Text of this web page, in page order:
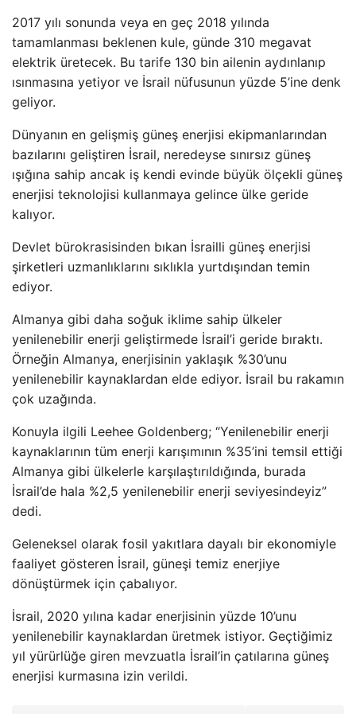
2017 yılı sonunda veya en geç 2018 yılında
tamamlanması beklenen kule, günde 310 megavat
elektrik üretecek. Bu tarife 130 bin ailenin aydınlanıp
ısınmasına yetiyor ve İsrail nüfusunun yüzde 5’ine denk
geliyor.
Dünyanın en gelişmiş güneş enerjisi ekipmanlarından
bazılarını geliştiren İsrail, neredeyse sınırsız güneş
ışığına sahip ancak iş kendi evinde büyük ölçekli güneş
enerjisi teknolojisi kullanmaya gelince ülke geride
kalıyor.
Devlet bürokrasisinden bıkan İsrailli güneş enerjisi
şirketleri uzmanlıklarını sıklıkla yurtdışından temin
ediyor.
Almanya gibi daha soğuk iklime sahip ülkeler
yenilenebilir enerji geliştirmede İsrail’i geride bıraktı.
Örneğin Almanya, enerjisinin yaklaşık %30’unu
yenilenebilir kaynaklardan elde ediyor. İsrail bu rakamın
çok uzağında.
Konuyla ilgili Leehee Goldenberg; “Yenilenebilir enerji
kaynaklarının tüm enerji karışımının %35’ini temsil ettiği
Almanya gibi ülkelerle karşılaştırıldığında, burada
İsrail’de hala %2,5 yenilenebilir enerji seviyesindeyiz”
dedi.
Geleneksel olarak fosil yakıtlara dayalı bir ekonomiyle
faaliyet gösteren İsrail, güneşi temiz enerjiye
dönüştürmek için çabalıyor.
İsrail, 2020 yılına kadar enerjisinin yüzde 10’unu
yenilenebilir kaynaklardan üretmek istiyor. Geçtiğimiz
yıl yürürlüğe giren mevzuatla İsrail’in çatılarına güneş
enerjisi kurmasına izin verildi.